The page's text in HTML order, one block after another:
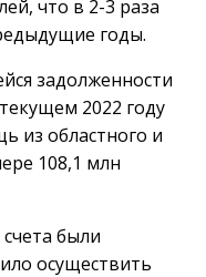
что в 2-3 раза
годы.
задолженности
2022 году
из областного и
108,1 млн
были
осуществить